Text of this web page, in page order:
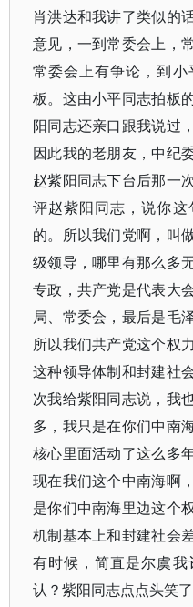
肖洪达和我讲了类似的
意见，一到常委会上，
常委会上有争论，到
板。这由小平同志拍板
阳同志还亲口跟我说过
因此我的老朋友，中纪
赵紫阳同志下台后那一
评赵紫阳同志，说你
的。所以我们党啊，叫
级领导，哪里有那么多
专政，共产党是代表
局、常委会，最后是毛
所以我们共产党这个权
这种领导体制和封建社
次我给紫阳同志说，我
多，我只是在你们中南
核心里面活动了这么多
现在我们这个中南海啊
是你们中南海里边这个
机制基本上和封建社会
有时候，简直是尔虞
认？紫阳同志点点头笑了